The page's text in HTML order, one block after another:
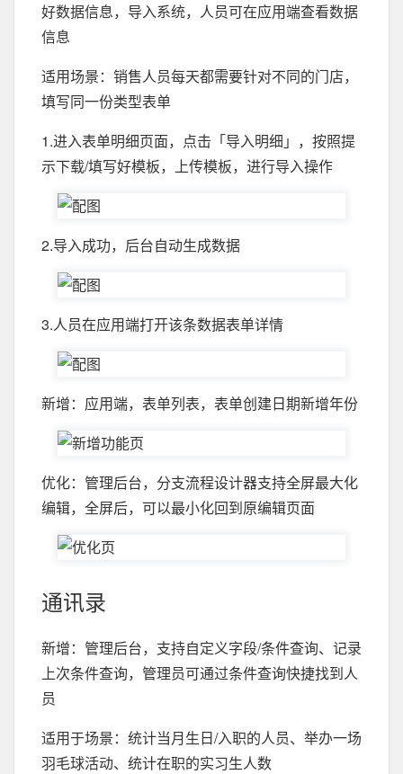
好数据信息，导入系统，人员可在应用端查看数据
信息
适用场景：销售人员每天都需要针对不同的门店，
填写同一份类型表单
1.进入表单明细页面，点击「导入明细」，按照提
示下载/填写好模板，上传模板，进行导入操作
2.导入成功，后台自动生成数据
3.人员在应用端打开该条数据表单详情
新增：应用端，表单列表，表单创建日期新增年份
优化：管理后台，分支流程设计器支持全屏最大化
编辑，全屏后，可以最小化回到原编辑页面
通讯录
新增：管理后台，支持自定义字段/条件查询、记录
上次条件查询，管理员可通过条件查询快捷找到人
员
适用于场景：统计当月生日/入职的人员、举办一场
羽毛球活动、统计在职的实习生人数